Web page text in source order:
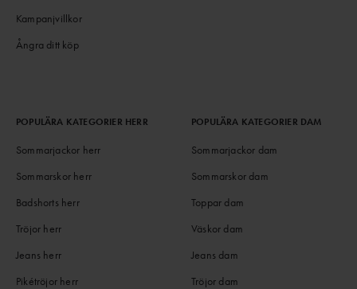
Kampanjvillkor
Ångra ditt köp
POPULÄRA KATEGORIER HERR
Sommarjackor herr
Sommarskor herr
Badshorts herr
Tröjor herr
Jeans herr
Pikétröjor herr
POPULÄRA KATEGORIER DAM
Sommarjackor dam
Sommarskor dam
Toppar dam
Väskor dam
Jeans dam
Tröjor dam